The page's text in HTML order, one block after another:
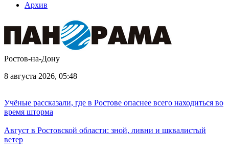
Архив
Ростов-на-Дону
8 августа 2026, 05:48
Учёные рассказали, где в Ростове опаснее всего находиться во
время шторма
Август в Ростовской области: зной, ливни и шквалистый
ветер